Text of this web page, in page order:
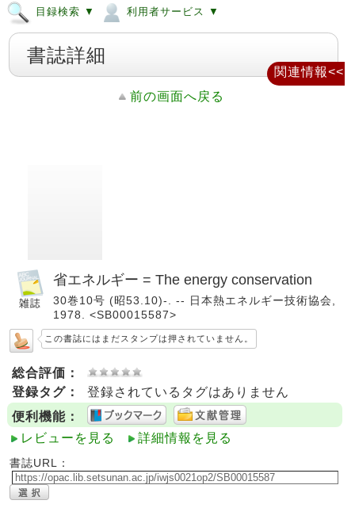
目録検索 ▼ 利用者サービス ▼
書誌詳細
前の画面へ戻る
省エネルギー = The energy conservation
30巻10号 (昭53.10)-. -- 日本熱エネルギー技術協会,
1978. <SB00015587>
この書誌にはまだスタンプは押されていません。
総合評価：
登録タグ：
登録されているタグはありません
便利機能：
レビューを見る
詳細情報を見る
書誌URL：
関連情報<<